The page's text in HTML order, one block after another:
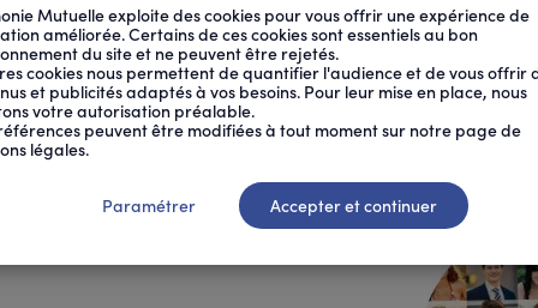
: une
Mutuelle exploite des cookies pour vous offrir une expérience de
améliorée. Certains de ces cookies sont essentiels au bon
du site et ne peuvent être rejetés.
cookies nous permettent de quantifier l'audience et de vous offrir
et publicités adaptés à vos besoins. Pour leur mise en place, nous
votre autorisation préalable.
peuvent être modifiées à tout moment sur notre page de
légales.
Paramétrer Accepter et continuer